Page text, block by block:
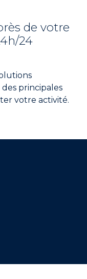
de votre
24
principales
votre activité.